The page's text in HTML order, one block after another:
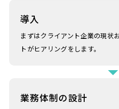
導入
まずはクライアント企業の現状
トがヒアリングをします。
業務体制の設計